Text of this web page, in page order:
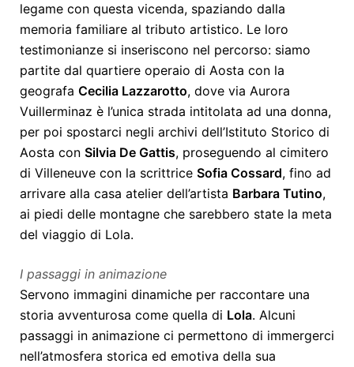
legame con questa vicenda, spaziando dalla
memoria familiare al tributo artistico. Le loro
testimonianze si inseriscono nel percorso: siamo
partite dal quartiere operaio di Aosta con la
geografa Cecilia Lazzarotto, dove via Aurora
Vuillerminaz è l’unica strada intitolata ad una donna,
per poi spostarci negli archivi dell’Istituto Storico di
Aosta con Silvia De Gattis, proseguendo al cimitero
di Villeneuve con la scrittrice Sofia Cossard, fino ad
arrivare alla casa atelier dell’artista Barbara Tutino,
ai piedi delle montagne che sarebbero state la meta
del viaggio di Lola.
I passaggi in animazione
Servono immagini dinamiche per raccontare una
storia avventurosa come quella di Lola. Alcuni
passaggi in animazione ci permettono di immergerci
nell’atmosfera storica ed emotiva della sua